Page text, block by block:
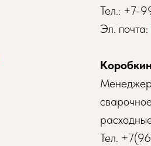
Тел.: +7-
Эл. почта:
Менеджер
Тел.